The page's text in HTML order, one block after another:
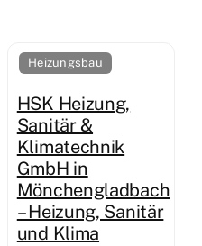
Heizungsbau
HSK Heizung,
Sanitär &
Klimatechnik
GmbH in
Mönchengladbach
– Heizung, Sanitär
und Klima